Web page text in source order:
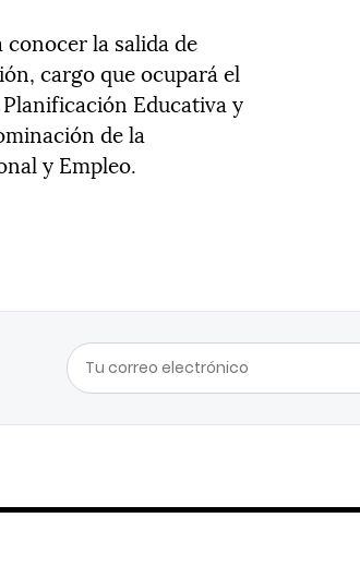
la salida de
cargo que ocupará el
Educativa y
de la
y Empleo.